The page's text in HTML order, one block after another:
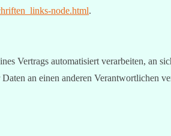
node.html.
Vertrags automatisiert verarbeiten, an
an einen anderen Verantwortlichen